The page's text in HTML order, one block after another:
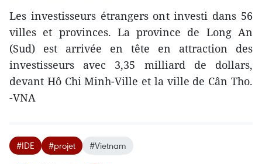
Les investisseurs étrangers ont investi dans 56
villes et provinces. La province de Long An
(Sud) est arrivée en tête en attraction des
investisseurs avec 3,35 milliard de dollars,
devant Hô Chi Minh-Ville et la ville de Cân Tho.
-VNA
#IDE #projet #Vietnam